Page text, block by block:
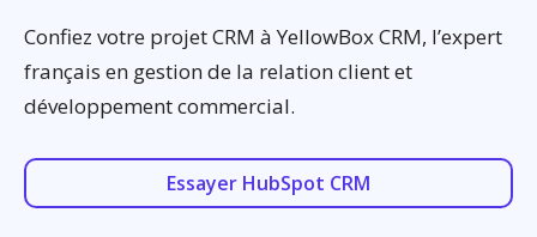
Confiez votre projet CRM à YellowBox CRM, l’expert
français en gestion de la relation client et
développement commercial.
Essayer HubSpot CRM